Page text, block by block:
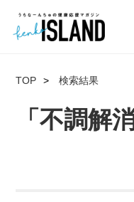
TOP 検索結果
「不調解